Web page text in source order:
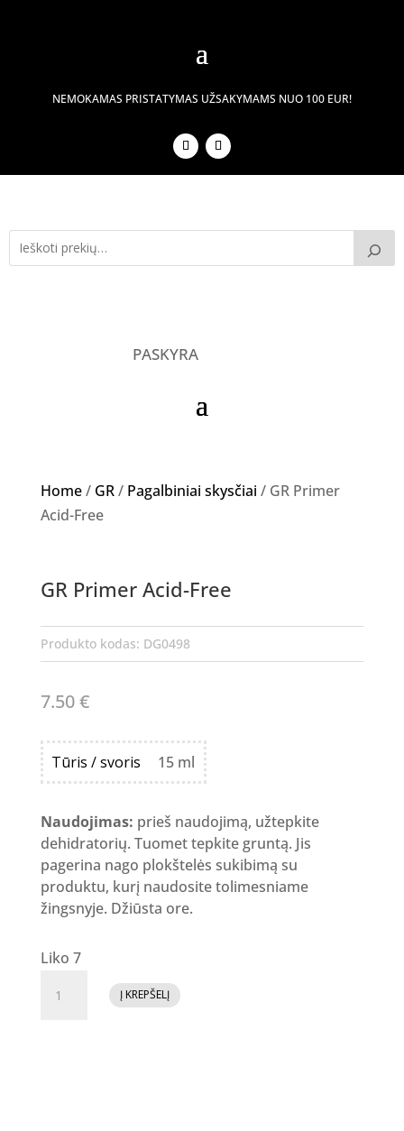
NEMOKAMAS PRISTATYMAS UŽSAKYMAMS NUO 100 EUR!
PASKYRA
Home/ GR/ Pagalbiniai skysčiai / GR Primer
Acid-Free
GR Primer Acid-Free
Produkto kodas: DG0498
7.50€
Tūris / svoris 15 ml
Naudojimas: prieš naudojimą, užtepkite
dehidratorių. Tuomet tepkite gruntą. Jis
pagerina nago plokštelės sukibimą su
produktu, kurį naudosite tolimesniame
žingsnyje. Džiūsta ore.
Liko 7
kiekis:
Į KREPŠELĮ